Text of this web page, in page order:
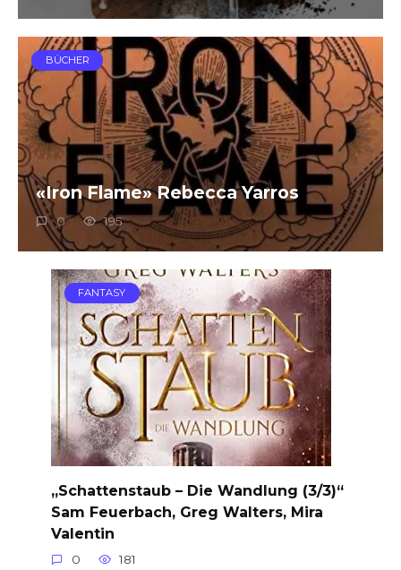
BÜCHER
«Iron Flame» Rebecca Yarros
0 195
FANTASY
„Schattenstaub – Die Wandlung (3/3)“
Sam Feuerbach, Greg Walters, Mira
Valentin
0 181